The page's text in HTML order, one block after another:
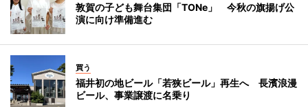
敦賀の子ども舞台集団「TONe」 今秋の旗揚げ公
演に向け準備進む
買う
福井初の地ビール「若狭ビール」再生へ 長濱浪漫
ビール、事業譲渡に名乗り